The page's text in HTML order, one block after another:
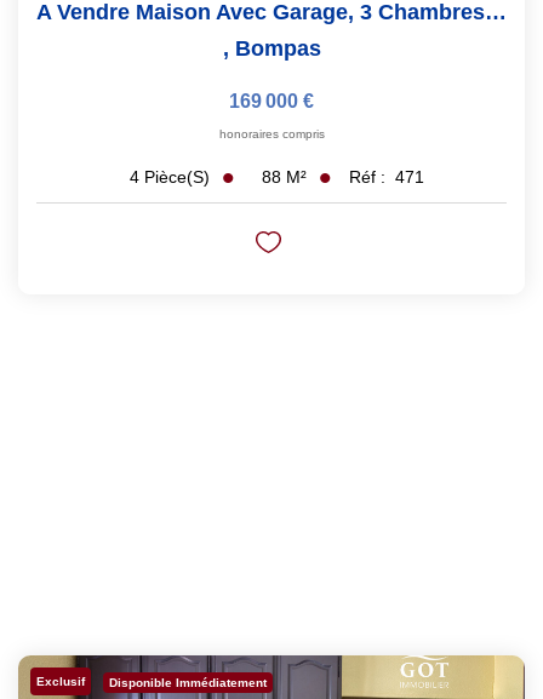
A Vendre Maison Avec Garage, 3 Chambres ,...
, Bompas
169 000 €
honoraires compris
4 Pièce(s) 88 M² Réf : 471
Exclusif Disponible Immédiatement